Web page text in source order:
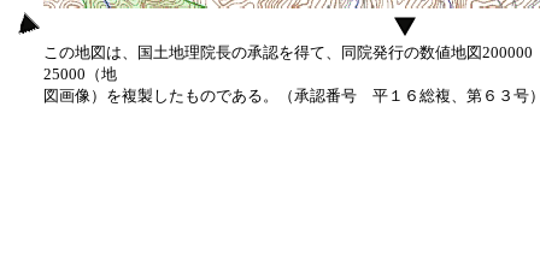
この地図は、国土地理院長の承認を得て、同院発行の数値地図
25000（地
図画像）を複製したものである。（承認番号 平１６総複、第６３号